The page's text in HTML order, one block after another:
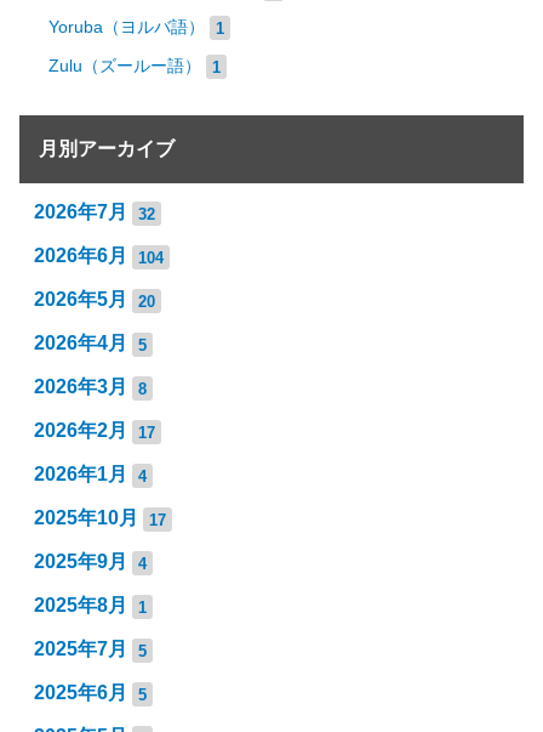
Yoruba（ヨルバ語） 1
Zulu（ズールー語） 1
月別アーカイブ
2026年7月 32
2026年6月 104
2026年5月 20
2026年4月 5
2026年3月 8
2026年2月 17
2026年1月 4
2025年10月 17
2025年9月 4
2025年8月 1
2025年7月 5
2025年6月 5